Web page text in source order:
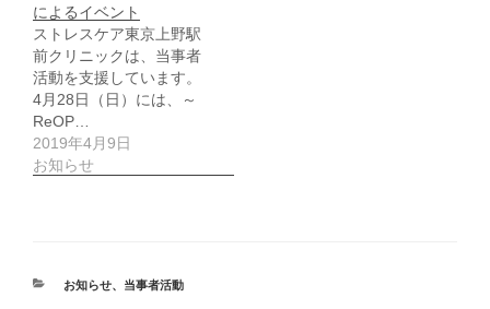
によるイベント
ストレスケア東京上野駅
前クリニックは、当事者
活動を支援しています。
4月28日（日）には、～
ReOP…
2019年4月9日
お知らせ
カ
お知らせ、 当事者活動